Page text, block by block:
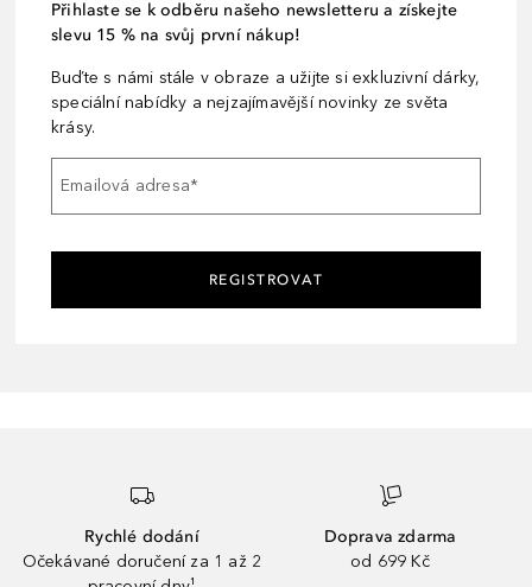
Přihlaste se k odběru našeho newsletteru a získejte
slevu 15 % na svůj první nákup!
Buďte s námi stále v obraze a užijte si exkluzivní dárky,
speciální nabídky a nejzajímavější novinky ze světa
krásy.
Emailová adresa*
REGISTROVAT
Rychlé dodání
Očekávané doručení za 1 až 2
Doprava zdarma
od 699 Kč